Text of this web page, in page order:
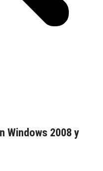
Windows 2008 y